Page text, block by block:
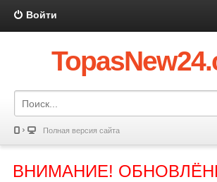
Войти
Полная версия сайта
ВНИМАНИЕ!